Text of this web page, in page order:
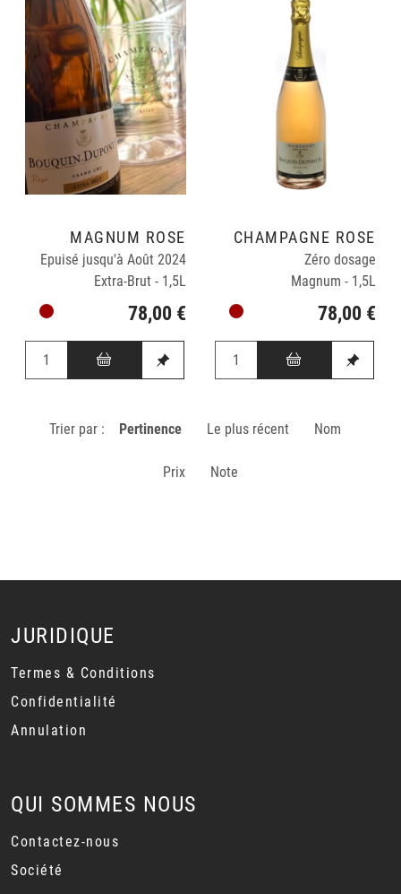
MAGNUM ROSÉ
Epuisé jusqu'à Août 2024
Extra-Brut - 1,5L
78,00 €
CHAMPAGNE ROSÉ
Zéro dosage
Magnum - 1,5L
78,00 €
Trier par : Pertinence Le plus récent Nom
Prix Note
JURIDIQUE
Termes & Conditions
Confidentialité
Annulation
QUI SOMMES NOUS
Contactez-nous
Société